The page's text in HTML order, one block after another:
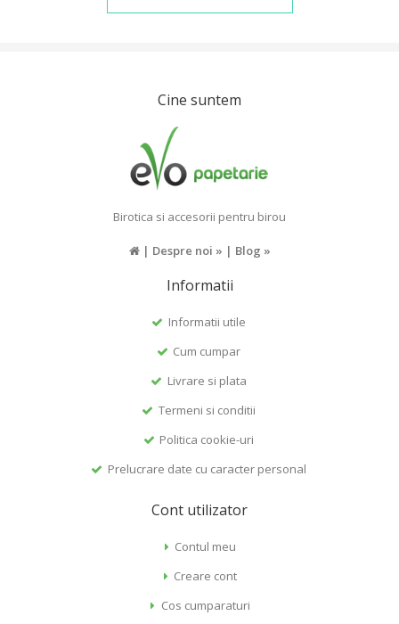
Cine suntem
Birotica si accesorii pentru birou
| Despre noi » | Blog »
Informatii
Informatii utile
Cum cumpar
Livrare si plata
Termeni si conditii
Politica cookie-uri
Prelucrare date cu caracter personal
Cont utilizator
Contul meu
Creare cont
Cos cumparaturi